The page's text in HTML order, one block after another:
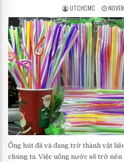
UTCHCMC
Ống hút đã và đang trở thành vật
chúng ta. Việc uống nước sẽ trở